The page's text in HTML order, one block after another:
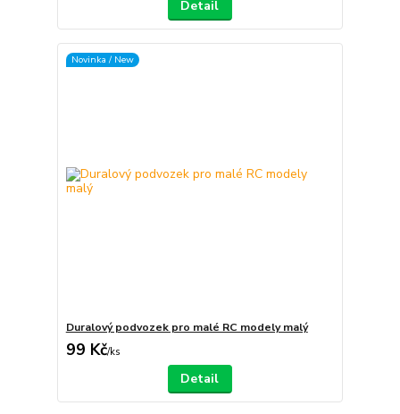
Detail
Novinka / New
Duralový podvozek pro malé RC modely malý
99 Kč/ks
Detail